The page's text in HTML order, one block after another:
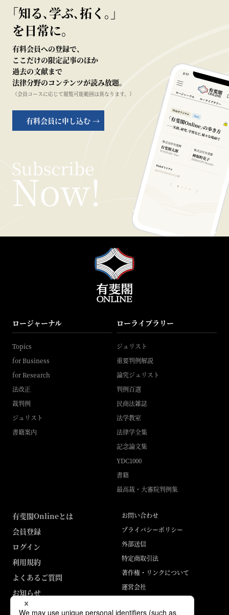
｢知る､学ぶ､拓く｡｣
を日常に。
有料会員への登録で、
ここだけの限定記事のほか
過去の文献まで
法律分野のコンテンツが読み放題。
（会員コースに応じて閲覧可能範囲は異なります。）
有料会員に申し込む →
ロージャーナル
Topics
for Business
for Research
法改正
裁判例
ジュリスト
書籍案内
ローライブラリー
ジュリスト
重要判例解説
論究ジュリスト
判例百選
民商法雑誌
法学教室
法律学全集
記念論文集
YDC1000
書籍
最高裁・大審院判例集
有斐閣Onlineとは
会員登録
ログイン
利用規約
よくあるご質問
お知らせ
お問い合わせ
プライバシーポリシー
外部送信
特定商取引法
著作権・リンクについて
運営会社